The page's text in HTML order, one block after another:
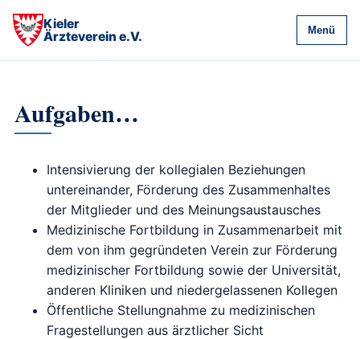
Kieler
Ärzteverein e.V.
Menü
Aufgaben…
Intensivierung der kollegialen Beziehungen
untereinander, Förderung des Zusammenhaltes
der Mitglieder und des Meinungsaustausches
Medizinische Fortbildung in Zusammenarbeit mit
dem von ihm gegründeten Verein zur Förderung
medizinischer Fortbildung sowie der Universität,
anderen Kliniken und niedergelassenen Kollegen
Öffentliche Stellungnahme zu medizinischen
Fragestellungen aus ärztlicher Sicht